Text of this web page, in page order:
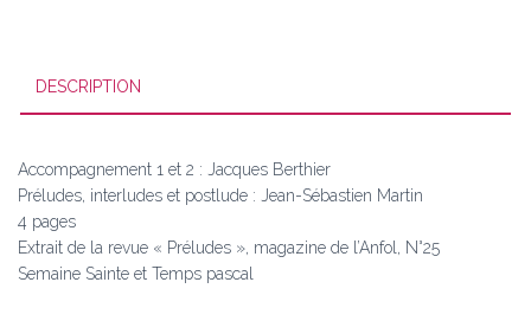
DESCRIPTION
Accompagnement 1 et 2 : Jacques Berthier
Préludes, interludes et postlude : Jean-Sébastien Martin
4 pages
Extrait de la revue « Préludes », magazine de l’Anfol, N°25
Semaine Sainte et Temps pascal